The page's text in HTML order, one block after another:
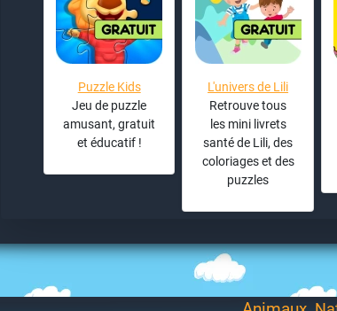
Puzzle Kids
Jeu de puzzle
amusant, gratuit
et éducatif !
L'univers de Lili
Retrouve tous
les mini livrets
santé de Lili, des
coloriages et des
puzzles